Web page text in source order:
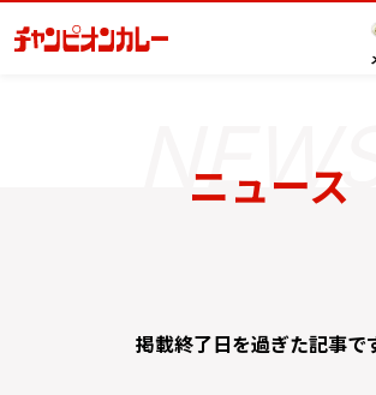
ニュース
掲載終了日を過ぎた記事で